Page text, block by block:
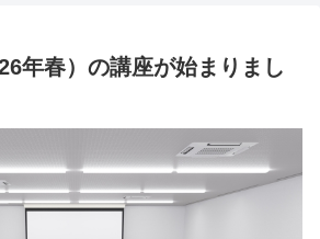
年春）の講座が始まりまし